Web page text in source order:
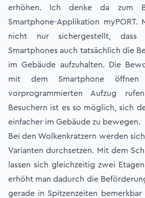
erhöhen. Ich denke da zum
Smartphone-Applikation
nicht nur sichergestellt, dass
Smartphones auch tatsächlich die
im Gebäude aufzuhalten. Die
mit dem Smartphone
vorprogrammierten Aufzug
Besuchern ist es so möglich, sich
einfacher im Gebäude zu bewegen.
Bei den Wolkenkratzern werden
Varianten durchsetzen. Mit dem
lassen sich gleichzeitig zwei
erhöht man dadurch die
gerade in Spitzenzeiten bemerkbar